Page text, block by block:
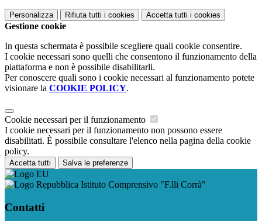
Personalizza Rifiuta tutti i cookies Accetta tutti i cookies
Gestione cookie
In questa schermata è possibile scegliere quali cookie consentire.
I cookie necessari sono quelli che consentono il funzionamento della
piattaforma e non è possibile disabilitarli.
Per conoscere quali sono i cookie necessari al funzionamento potete
visionare la COOKIE POLICY.
Cookie necessari per il funzionamento
I cookie necessari per il funzionamento non possono essere
disabilitati. È possibile consultare l'elenco nella pagina della cookie
policy.
Accetta tutti Salva le preferenze
Istituto Comprensivo "F.lli Corrà"
Contatti